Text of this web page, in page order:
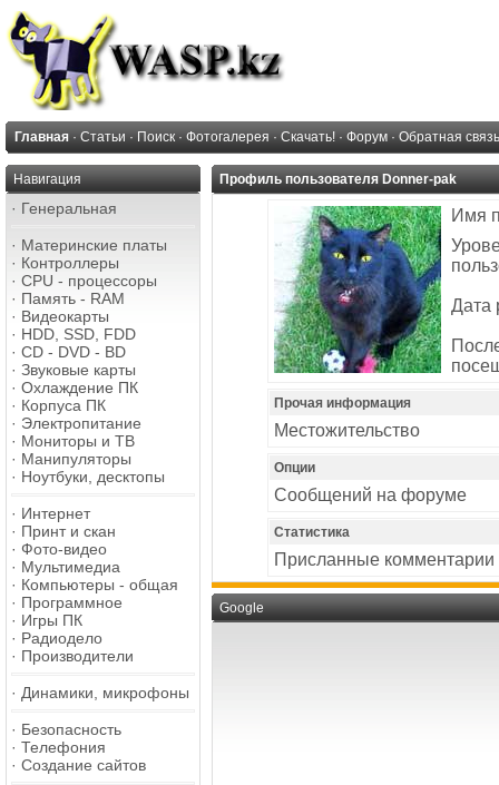
Главная · Статьи · Поиск · Фотогалерея · Скачать! · Форум · Обратная связь
Навигация
· Генеральная
· Материнские платы
· Контроллеры
· CPU - процессоры
· Память - RAM
· Видеокарты
· HDD, SSD, FDD
· CD - DVD - BD
· Звуковые карты
· Охлаждение ПК
· Корпуса ПК
· Электропитание
· Мониторы и ТВ
· Манипуляторы
· Ноутбуки, десктопы
· Интернет
· Принт и скан
· Фото-видео
· Мультимедиа
· Компьютеры - общая
· Программное
· Игры ПК
· Радиодело
· Производители
· Динамики, микрофоны
· Безопасность
· Телефония
· Создание сайтов
Профиль пользователя Donner-pak
Имя
Дата
Прочая информация
Местожительство
Опции
Сообщений на форуме
Статистика
Присланные комментарии
Google